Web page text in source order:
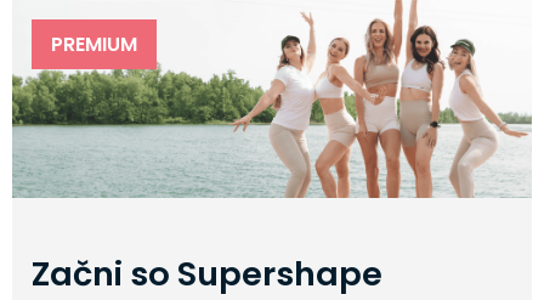
PREMIUM
Začni so Supershape